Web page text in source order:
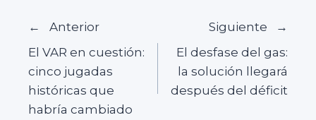
Navegación
de
entradas
Anterior
El VAR en cuestión:
cinco jugadas
históricas que
habría cambiado
Siguiente
El desfase del gas:
la solución llegará
después del déficit